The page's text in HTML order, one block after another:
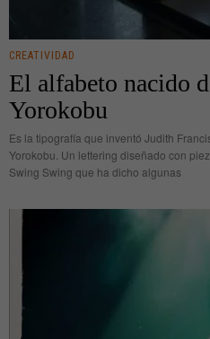
CREATIVIDAD
El alfabeto nacido
Yorokobu
Es la tipografía que inventó Judith
Yorokobu. Un lettering diseñado con
Swing Swing que ha dicho algunas